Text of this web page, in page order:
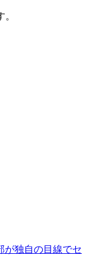
が独自の目線でセ